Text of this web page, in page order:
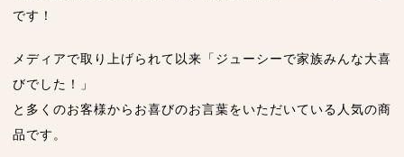
です！
メディアで取り上げられて以来「ジューシーで家族みんな大喜
びでした！」
と多くのお客様からお喜びのお言葉をいただいている人気の商
品です。